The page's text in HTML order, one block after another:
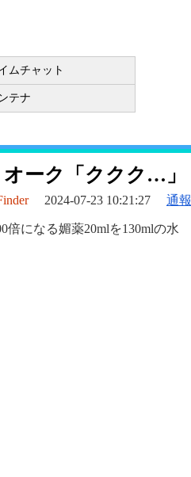
ムチャット
テナ
ーク「ククク…」
2024-07-23 10:21:27 通報
になる媚薬20mlを130mlの水